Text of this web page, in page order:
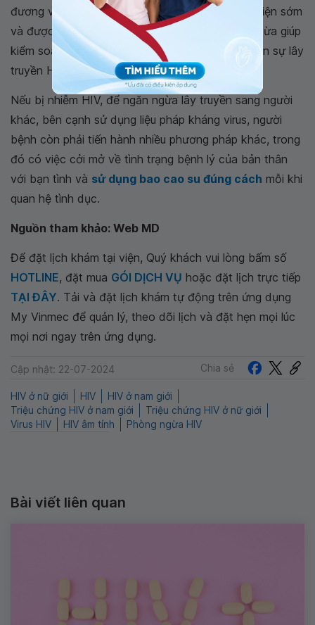
đương với người bình thường. Do đó việc phát hiện sớm
và được điều trị kịp thời là vô cùng quan trọng, vừa giúp
kiểm soát tiến triển của bệnh, vừa giúp ngăn chặn sự lây
truyền HIV sang người khác.
Nếu bị nhiễm HIV, để ngăn ngừa lây truyền sang người
khác, bên cạnh sử dụng liệu pháp kháng virus, người
bệnh còn phải tiến hành nhiều phương pháp khác, trong
đó có việc cởi mở về tình trạng bệnh lý của bản thân
với bạn tình và sử dụng bao cao su đúng cách mỗi khi
quan hệ tình dục.
Nguồn tham khảo: Web MD
Để đặt lịch khám tại viện, Quý khách vui lòng bấm số
HOTLINE, đặt mua GÓI DỊCH VỤ hoặc đặt lịch trực tiếp
TẠI ĐÂY. Tải và đặt lịch khám tự động trên ứng dụng
My Vinmec để quản lý, theo dõi lịch và đặt hẹn mọi lúc
mọi nơi ngay trên ứng dụng.
Cập nhật: 22-07-2024 Chia sẻ
HIV ở nữ giới HIV
HIV ở nam giới
Triệu chứng HIV ở nam giới
Triệu chứng HIV ở nữ giới
Virus HIV
HIV âm tính Phòng ngừa HIV
Bài viết liên quan